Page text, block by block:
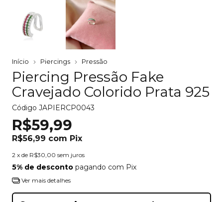
Início Piercings Pressão
Piercing Pressão Fake
Cravejado Colorido Prata 925
Código JAPIERCP0043
R$59,99
R$56,99 com Pix
2 x de R$30,00 sem juros
5% de desconto pagando com Pix
Ver mais detalhes